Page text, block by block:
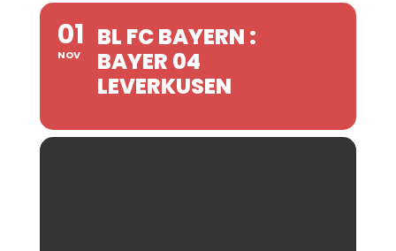
01
NOV
BL FC BAYERN :
BAYER 04
LEVERKUSEN